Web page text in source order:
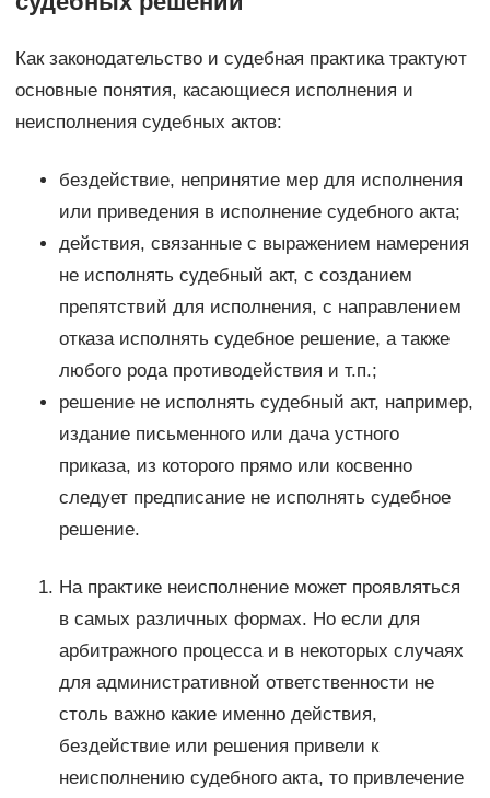
Как законодательство и судебная практика трактуют
основные понятия, касающиеся исполнения и
неисполнения судебных актов:
бездействие, непринятие мер для исполнения
или приведения в исполнение судебного акта;
действия, связанные с выражением намерения
не исполнять судебный акт, с созданием
препятствий для исполнения, с направлением
отказа исполнять судебное решение, а также
любого рода противодействия и т.п.;
решение не исполнять судебный акт, например,
издание письменного или дача устного
приказа, из которого прямо или косвенно
следует предписание не исполнять судебное
решение.
На практике неисполнение может проявляться
в самых различных формах. Но если для
арбитражного процесса и в некоторых случаях
для административной ответственности не
столь важно какие именно действия,
бездействие или решения привели к
неисполнению судебного акта, то привлечение